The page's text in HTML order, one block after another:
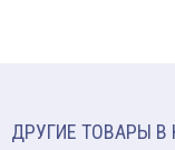
ДРУГИЕ ТОВАРЫ В